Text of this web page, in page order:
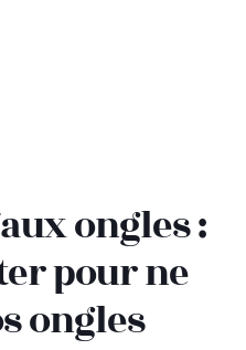
ongles :
pour ne
ongles